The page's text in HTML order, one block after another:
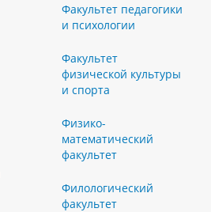
Факультет педагогики
и психологии
Факультет
физической культуры
и спорта
Физико-
математический
факультет
Филологический
факультет